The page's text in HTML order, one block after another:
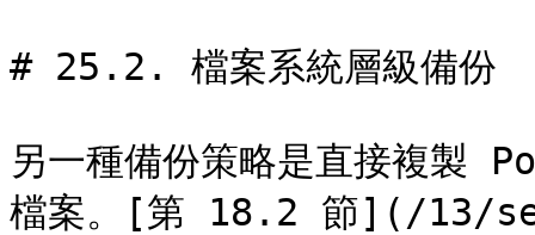
# 25.2. 檔案系統層級備份
另一種備份策略是直接複製
檔案。[第 18.2 節](/13/